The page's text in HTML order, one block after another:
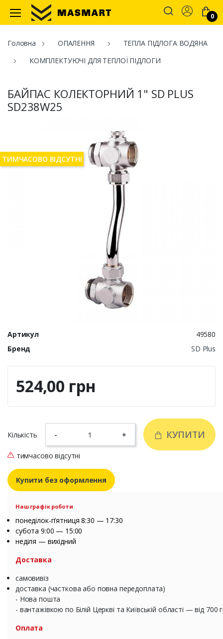
Masmart
Account
0
Головна ОПАЛЕННЯ
ТЕПЛА ПІДЛОГА ВОДЯНА
КОМПЛЕКТУЮЧІ ДЛЯ ТЕПЛОЇ ПІДЛОГИ
БАЙПАС КОЛЕКТОРНИЙ 1" SD PLUS
SD238W25
ТИМЧАСОВО ВІДСУТНІ
Артикул
49580
Бренд
SD Plus
524,00 грн
Кількість - + КУПИТИ
тимчасово відсутні
Купити без оформлення
Наш графік роботи
понеділок-п’ятниця 8:30 — 17:30
субота 9:00 — 15:00
неділя — вихідний
Доставка
самовивіз
доставка (часткова або повна передоплата)
- Нова пошта
- вантажівкою по Білій Церкві та Київській області — від 700
Оплата